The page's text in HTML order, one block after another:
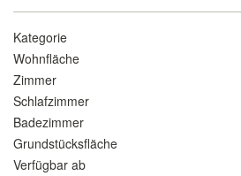
Kategorie
Wohnfläche
Zimmer
Schlafzimmer
Badezimmer
Grundstücksfläche
Verfügbar ab